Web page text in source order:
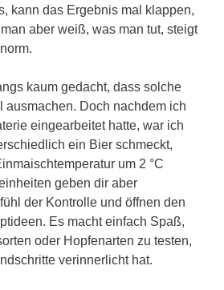
kann das Ergebnis mal klappen,
aber weiß, was man tut, steigt
kaum gedacht, dass solche
ausmachen. Doch nachdem ich
eingearbeitet hatte, war ich
ein Bier schmeckt,
um 2 °C
geben dir aber
der Kontrolle und öffnen den
Es macht einfach Spaß,
oder Hopfenarten zu testen,
verinnerlicht hat.